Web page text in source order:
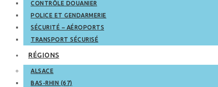
CONTRÔLE DOUANIER
POLICE ET GENDARMERIE
SÉCURITÉ – AÉROPORTS
TRANSPORT SÉCURISÉ
RÉGIONS
ALSACE
BAS-RHIN (67)